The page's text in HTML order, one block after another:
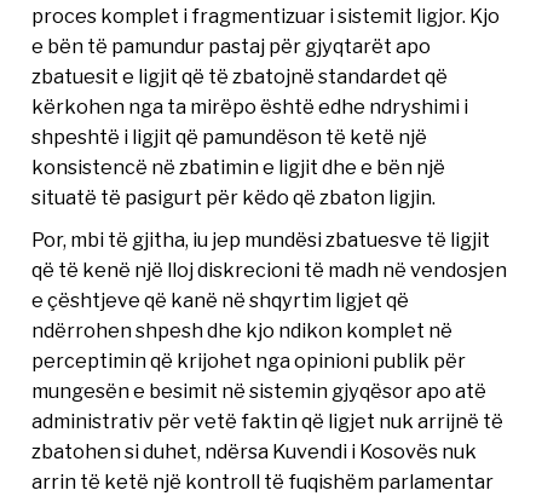
proces komplet i fragmentizuar i sistemit ligjor. Kjo
e bën të pamundur pastaj për gjyqtarët apo
zbatuesit e ligjit që të zbatojnë standardet që
kërkohen nga ta mirëpo është edhe ndryshimi i
shpeshtë i ligjit që pamundëson të ketë një
konsistencë në zbatimin e ligjit dhe e bën një
situatë të pasigurt për këdo që zbaton ligjin.
Por, mbi të gjitha, iu jep mundësi zbatuesve të ligjit
që të kenë një lloj diskrecioni të madh në vendosjen
e çështjeve që kanë në shqyrtim ligjet që
ndërrohen shpesh dhe kjo ndikon komplet në
perceptimin që krijohet nga opinioni publik për
mungesën e besimit në sistemin gjyqësor apo atë
administrativ për vetë faktin që ligjet nuk arrijnë të
zbatohen si duhet, ndërsa Kuvendi i Kosovës nuk
arrin të ketë një kontroll të fuqishëm parlamentar